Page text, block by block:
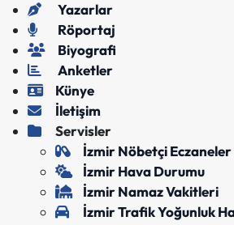
Yazarlar
Röportaj
Biyografi
Anketler
Künye
İletişim
Servisler
İzmir Nöbetçi Eczaneler
İzmir Hava Durumu
İzmir Namaz Vakitleri
İzmir Trafik Yoğunluk